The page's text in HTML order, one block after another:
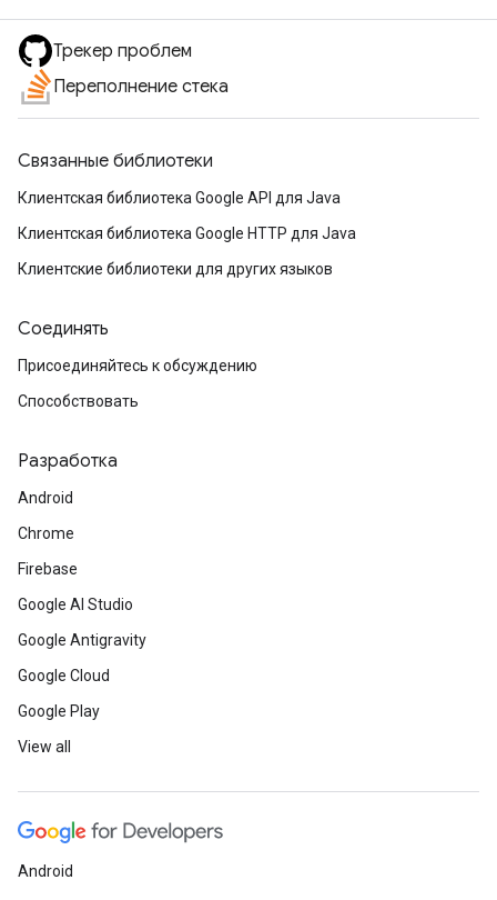
Трекер проблем
Переполнение стека
Связанные библиотеки
Клиентская библиотека Google API для Java
Клиентская библиотека Google HTTP для Java
Клиентские библиотеки для других языков
Соединять
Присоединяйтесь к обсуждению
Способствовать
Разработка
Android
Chrome
Firebase
Google AI Studio
Google Antigravity
Google Cloud
Google Play
View all
Android